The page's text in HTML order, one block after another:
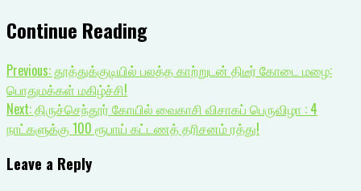
Continue Reading
Previous:தூத்துக்குடியில் பலத்த காற்றுடன் திடீர் கோடை மழை:
பொதுமக்கள் மகிழ்ச்சி!
Next:திருச்செந்தூர் கோயில் வைகாசி விசாகப் பெருவிழா : 4
நாட்களுக்கு 100 ரூபாய் கட்டணத் தரிசனம் ரத்து!
Leave a Reply